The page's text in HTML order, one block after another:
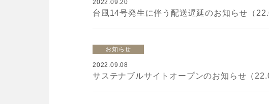
2022.09.20
台風14号発生に伴う配送遅延のお知らせ（
お知らせ
2022.09.08
サステナブルサイトオープンのお知らせ（